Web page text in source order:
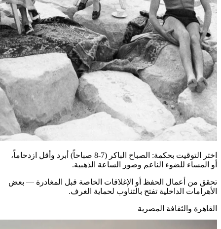
اختر التوقيت بحكمة: الصباح الباكر (7-8 صباحاً) أبرد وأقل ازدحاماً،
أو المساء للضوء الناعم وصور الساعة الذهبية.
تحقق من أعمال الحفظ أو الإغلاقات الخاصة قبل المغادرة — بعض
الأهرامات الداخلية تفتح بالتناوب لحماية الغرف.
القاهرة والثقافة المصرية